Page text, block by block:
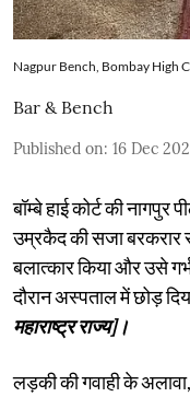
Nagpur Bench, Bombay High
Bar & Bench
Published on: 16 Dec
बॉम्बे हाई कोर्ट की नागपुर
उम्रकैद की सजा बरकरार
बलात्कार किया और उसे
दौरान अस्पताल में छोड़
महाराष्ट्र राज्य]।
लड़की की गवाही के अलावा,